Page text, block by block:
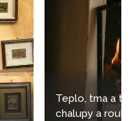
Teplo, tma a
chalupy a